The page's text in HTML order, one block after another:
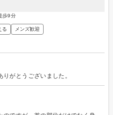
歩9分
る メンズ歓迎
がとうございました。